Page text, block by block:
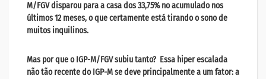
M/FGV disparou para a casa dos 33,75% no acumulado nos
últimos 12 meses, o que certamente está tirando o sono de
muitos inquilinos.
Mas por que o IGP-M/FGV subiu tanto? Essa hiper escalada
não tão recente do IGP-M se deve principalmente a um fator: a